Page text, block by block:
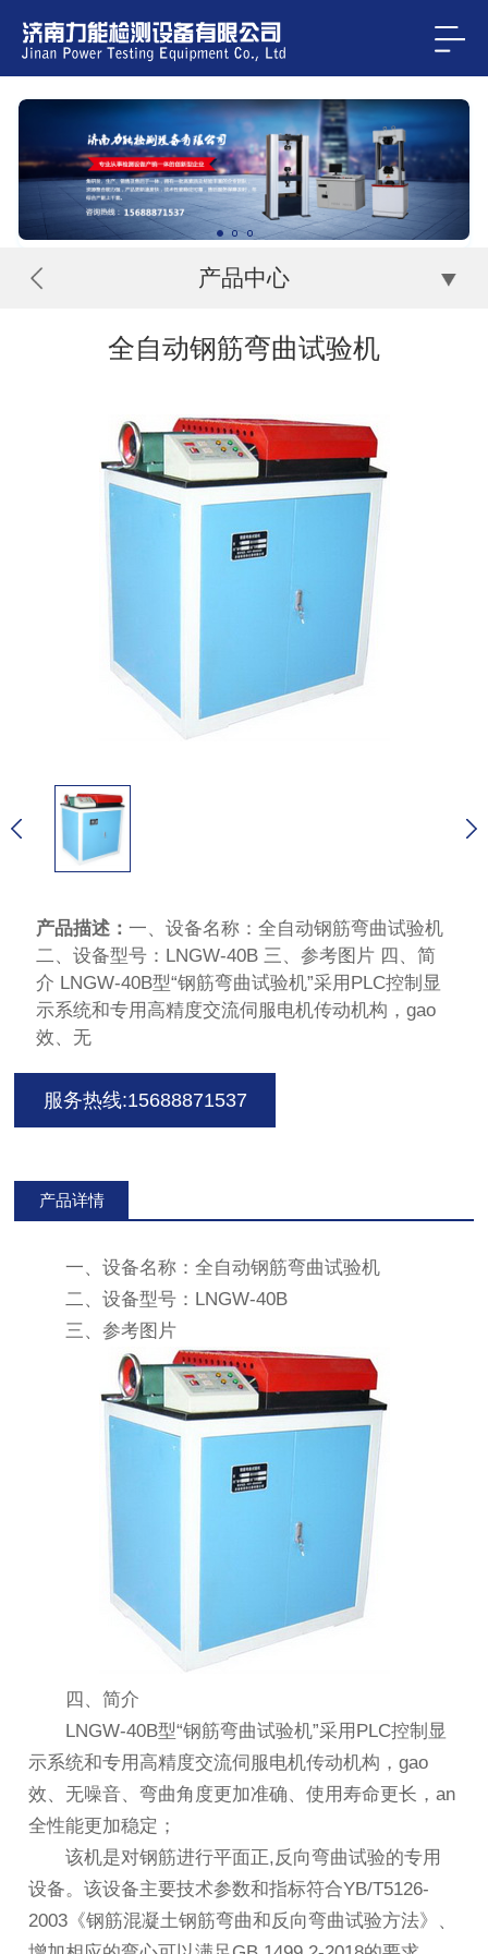
产品中心
全自动钢筋弯曲试验机
产品描述：一、设备名称：全自动钢筋弯曲试验机
二、设备型号：LNGW-40B 三、参考图片 四、简
介 LNGW-40B型“钢筋弯曲试验机”采用PLC控制显
示系统和专用高精度交流伺服电机传动机构，gao
效、无
服务热线:15688871537
产品详情
一、设备名称：全自动钢筋弯曲试验机
二、设备型号：LNGW-40B
三、参考图片
四、简介
LNGW-40B型“钢筋弯曲试验机”采用PLC控制显
示系统和专用高精度交流伺服电机传动机构，gao
效、无噪音、弯曲角度更加准确、使用寿命更长，an
全性能更加稳定；
该机是对钢筋进行平面正,反向弯曲试验的专用
设备。该设备主要技术参数和指标符合YB/T5126-
2003《钢筋混凝土钢筋弯曲和反向弯曲试验方法》、